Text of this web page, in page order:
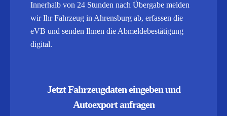
Innerhalb von 24 Stunden nach Übergabe melden
wir Ihr Fahrzeug in Ahrensburg ab, erfassen die
eVB und senden Ihnen die Abmeldebestätigung
digital.
Jetzt Fahrzeugdaten eingeben und
Autoexport anfragen